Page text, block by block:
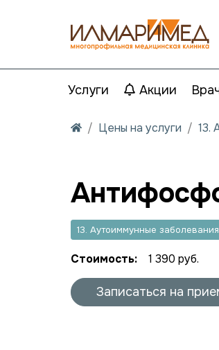
Услуги Акции
Цены на услуги 13.
13. Аутоиммунные заболевания
Стоимость: 1 390 руб.
Записаться на